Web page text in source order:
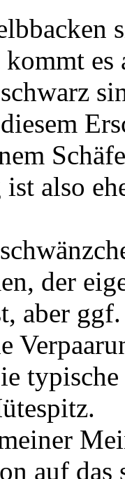
es
also
der
aber
auf